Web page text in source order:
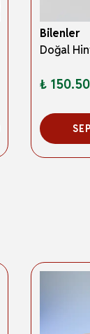
Bilenler
₺ 150.50